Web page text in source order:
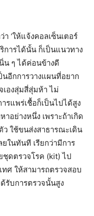
‘ให้แจ้งคอลเซ็นเตอร์
การได้นั้น ก็เป็นแนวทาง
น ๆ ได้ค่อนข้างดี
อีกการวางแผนที่อยาก
องสุ่มสี่สุ่มห้า ไม่
รแพร่เชื้อก็เป็นไปได้สูง
อย่างหนึ่ง เพราะถ้าเกิด
ว ใช้ขนส่งสาธารณะเดิน
ในทันที เรียกว่ามีการ
ชุดตรวจโรค (kit) ไป
ศ ให้สามารถตรวจสอบ
รับการตรวจนั้นสูง